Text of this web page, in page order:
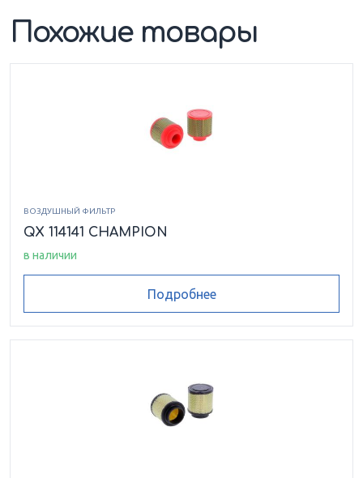
Похожие товары
ВОЗДУШНЫЙ ФИЛЬТР
QX 114141 CHAMPION
в наличии
Подробнее